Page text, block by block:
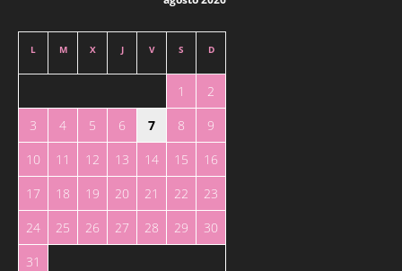
L M X J V S D
1
2
3
4 5 6 7 8
9
10
11 12 13 14 15
16
17
18 19 20 21 22
23
24
25 26 27 28 29
30
31